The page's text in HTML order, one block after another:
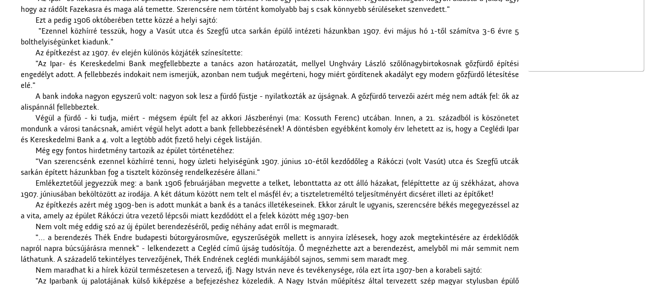
hogy az rádőlt Fazekasra és maga alá temette. Szerencsére nem történt komolyabb baj s csak könnyebb sérüléseket szenvedett."
Ezt a pedig 1906 októberében tette közzé a helyi sajtó:
"Ezennel közhírré tesszük, hogy a Vasút utca és Szegfű utca sarkán épülő intézeti házunkban 1907. évi május hó 1-től számítva 3-6 évre 5
bolthelyiségünket kiadunk."
Az építkezést az 1907. év elején különös közjáték színesítette:
"Az Ipar- és Kereskedelmi Bank megfellebbezte a tanács azon határozatát, mellyel Unghváry László szőlőnagybirtokosnak gőzfürdő építési
engedélyt adott. A fellebbezés indokait nem ismerjük, azonban nem tudjuk megérteni, hogy miért gördítenek akadályt egy modern gőzfürdő létesítése
elé."
A bank indoka nagyon egyszerű volt: nagyon sok lesz a fürdő füstje - nyilatkozták az újságnak. A gőzfürdő tervezői azért még nem adták fel: ők az
alispánnál fellebbeztek.
Végül a fürdő - ki tudja, miért - mégsem épült fel az akkori Jászberényi (ma: Kossuth Ferenc) utcában. Innen, a 21. századból is köszönetet
mondunk a városi tanácsnak, amiért végül helyt adott a bank fellebbezésének! A döntésben egyébként komoly érv lehetett az is, hogy a Ceglédi Ipar
és Kereskedelmi Bank a 4. volt a legtöbb adót fizető helyi cégek listáján.
Még egy fontos hirdetmény tartozik az épület történetéhez:
"Van szerencsénk ezennel közhírré tenni, hogy üzleti helyiségünk 1907. június 10-étől kezdődőleg a Rákóczi (volt Vasút) utca és Szegfű utcák
sarkán épített házunkban fog a tisztelt közönség rendelkezésére állani."
Emlékeztetőül jegyezzük meg: a bank 1906 februárjában megvette a telket, lebonttatta az ott álló házakat, felépíttette az új székházat, ahova
1907. júniusában beköltözött az irodája. A két dátum között nem telt el másfél év; a tiszteletreméltó teljesítményért dicséret illeti az építőket!
Az építkezés azért még 1909-ben is adott munkát a bank és a tanács illetékeseinek. Ekkor zárult le ugyanis, szerencsére békés megegyezéssel az
a vita, amely az épület Rákóczi útra vezető lépcsői miatt kezdődött el a felek között még 1907-ben
Nem volt még eddig szó az új épület berendezéséről, pedig néhány adat erről is megmaradt.
"… a berendezés Thék Endre budapesti bútorgyárosműve, egyszerűségök mellett is annyira ízlésesek, hogy azok megtekintésére az érdeklődők
napról napra búcsújárásra mennek" - lelkendezett a Cegléd című újság tudósítója. Ő megnézhette azt a berendezést, amelyből mi már semmit nem
láthatunk. A századelő tekintélyes tervezőjének, Thék Endrének ceglédi munkájából sajnos, semmi sem maradt meg.
Nem maradhat ki a hírek közül természetesen a tervező, ifj. Nagy István neve és tevékenysége, róla ezt írta 1907-ben a korabeli sajtó:
"Az Iparbank új palotájának külső kiképzése a befejezéshez közeledik. A Nagy István műépítész által tervezett szép magyar stylusban épülő